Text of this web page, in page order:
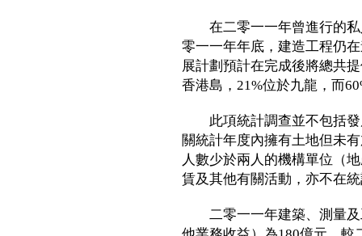
在二零一一年曾進行的私
零一一年年底，建造工程仍
展計劃預計在完成後將總共
香港島，21%位於九龍，而
此項統計調查並不包括發
關統計年度內擁有土地但未
人數少於兩人的機構單位（
賃及其他有關活動，亦不在
二零一一年建築、測量及